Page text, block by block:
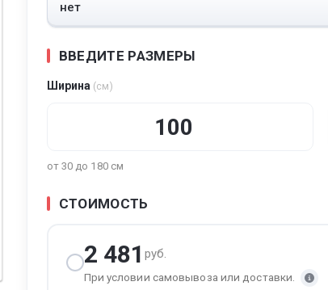
ВВЕДИТЕ РАЗМЕРЫ
Ширина (см)
от 30 до 180 см
СТОИМОСТЬ
2 481 руб.
При условии самовывоза или доставки.